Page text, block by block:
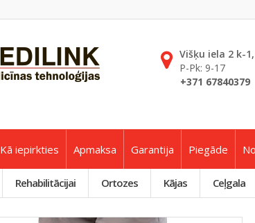
Višķu iela 2 k-
P-Pk: 9-17
+371 67840379
Kā iepirkties Apmaksa Garantija Piegāde
Rehabilitācijai Ortozes Kājas Ceļgala